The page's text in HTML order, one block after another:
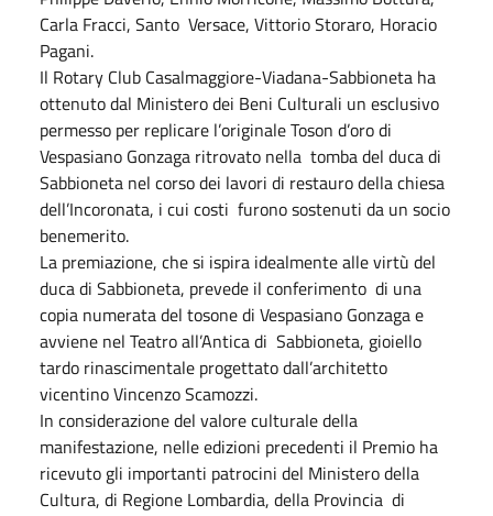
Carla Fracci, Santo Versace, Vittorio Storaro, Horacio
Pagani.
Il Rotary Club Casalmaggiore-Viadana-Sabbioneta ha
ottenuto dal Ministero dei Beni Culturali un esclusivo
permesso per replicare l’originale Toson d’oro di
Vespasiano Gonzaga ritrovato nella tomba del duca di
Sabbioneta nel corso dei lavori di restauro della chiesa
dell’Incoronata, i cui costi furono sostenuti da un socio
benemerito.
La premiazione, che si ispira idealmente alle virtù del
duca di Sabbioneta, prevede il conferimento di una
copia numerata del tosone di Vespasiano Gonzaga e
avviene nel Teatro all’Antica di Sabbioneta, gioiello
tardo rinascimentale progettato dall’architetto
vicentino Vincenzo Scamozzi.
In considerazione del valore culturale della
manifestazione, nelle edizioni precedenti il Premio ha
ricevuto gli importanti patrocini del Ministero della
Cultura, di Regione Lombardia, della Provincia di